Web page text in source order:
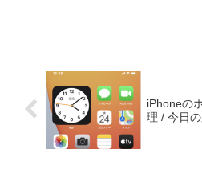
iPhoneの
理 / 今日